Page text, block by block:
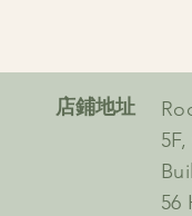
​店鋪地址
56